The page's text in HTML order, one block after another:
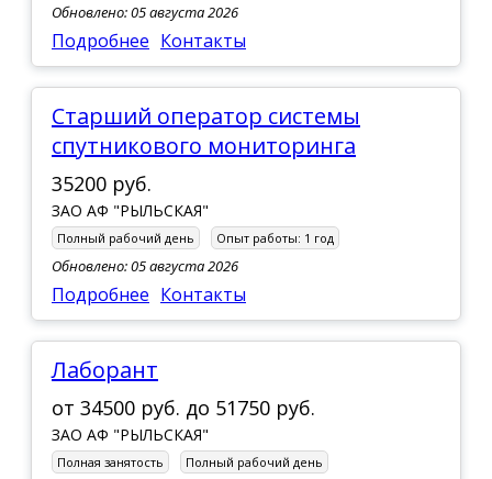
Обновлено: 05 августа 2026
Подробнее Контакты
Старший оператор системы
спутникового мониторинга
35200 руб.
ЗАО АФ "РЫЛЬСКАЯ"
Полный рабочий день Опыт работы: 1 год
Обновлено: 05 августа 2026
Подробнее Контакты
Лаборант
от 34500 руб. до 51750 руб.
ЗАО АФ "РЫЛЬСКАЯ"
Полная занятость
Полный рабочий день